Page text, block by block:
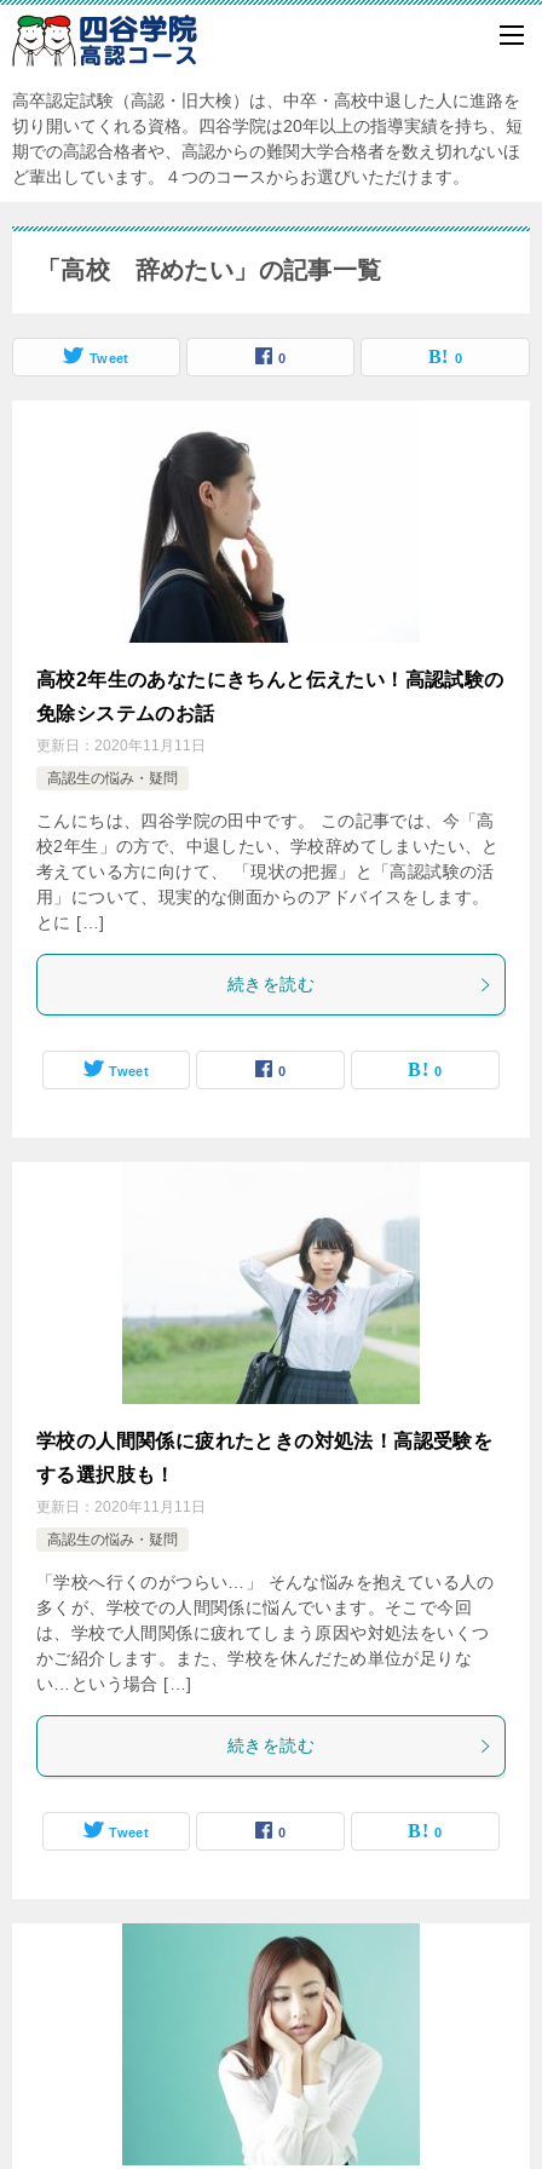
高卒認定試験（高認・旧大検）は、中卒・高校中退した人に進路を
切り開いてくれる資格。四谷学院は20年以上の指導実績を持ち、短
期での高認合格者や、高認からの難関大学合格者を数え切れないほ
ど輩出しています。４つのコースからお選びいただけます。
「高校 辞めたい」の記事一覧
Tweet 0 0
高校2年生のあなたにきちんと伝えたい！高認試験の
免除システムのお話
更新日： 2020年11月11日
高認生の悩み・疑問
こんにちは、四谷学院の田中です。 この記事では、今「高
校2年生」の方で、中退したい、学校辞めてしまいたい、と
考えている方に向けて、 「現状の把握」と「高認試験の活
用」について、現実的な側面からのアドバイスをします。
とに […]
続きを読む
Tweet 0 0
学校の人間関係に疲れたときの対処法！高認受験を
する選択肢も！
更新日： 2020年11月11日
高認生の悩み・疑問
「学校へ行くのがつらい…」 そんな悩みを抱えている人の
多くが、学校での人間関係に悩んでいます。そこで今回
は、学校で人間関係に疲れてしまう原因や対処法をいくつ
かご紹介します。また、学校を休んだため単位が足りな
い…という場合 […]
続きを読む
Tweet 0 0